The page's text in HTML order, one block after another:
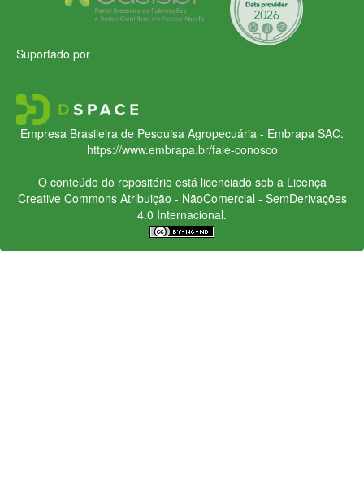
Suportado por
Empresa Brasileira de Pesquisa Agropecuária - Embrapa SAC:
https://www.embrapa.br/fale-conosco
O conteúdo do repositório está licenciado sob a Licença
Creative CommonsAtribuição - NãoComercial - SemDerivações
4.0 Internacional.